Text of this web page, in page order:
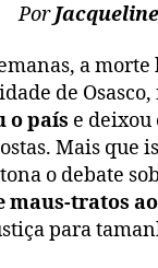
Por
a
de
o país e
Mais que
o debate
maus-tratos
para